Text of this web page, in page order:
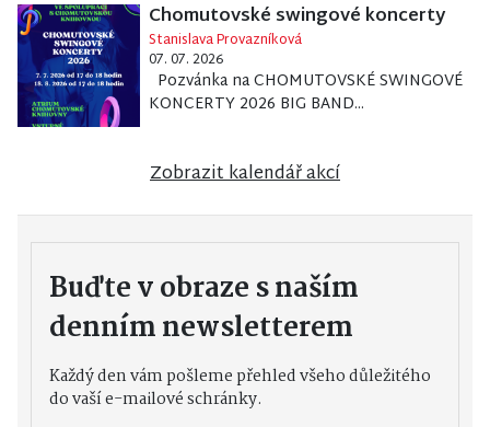
Chomutovské swingové koncerty
Stanislava Provazníková
07. 07. 2026
Pozvánka na CHOMUTOVSKÉ SWINGOVÉ
KONCERTY 2026 BIG BAND...
Zobrazit kalendář akcí
Buďte v obraze s naším
denním newsletterem
Každý den vám pošleme přehled všeho důležitého
do vaší e-mailové schránky.